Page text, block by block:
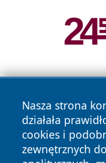
Nasza strona
działała
cookies i
zewnętrznych
Copyright © 2026